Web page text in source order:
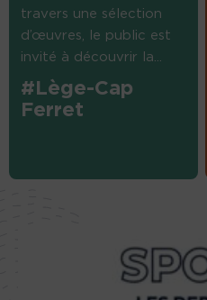
travers une sélection
d’œuvres, le public est
invité à découvrir la...
#Lège-Cap
Ferret